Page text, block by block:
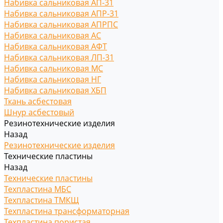
Набивка сальниковая АП-31
Набивка сальниковая АПР-31
Набивка сальниковая АПРПС
Набивка сальниковая АС
Набивка сальниковая АФТ
Набивка сальниковая ЛП-31
Набивка сальниковая МС
Набивка сальниковая НГ
Набивка сальниковая ХБП
Ткань асбестовая
Шнур асбестовый
Резинотехнические изделия
Назад
Резинотехнические изделия
Технические пластины
Назад
Технические пластины
Техпластина МБС
Техпластина ТМКЩ
Техпластина трансформаторная